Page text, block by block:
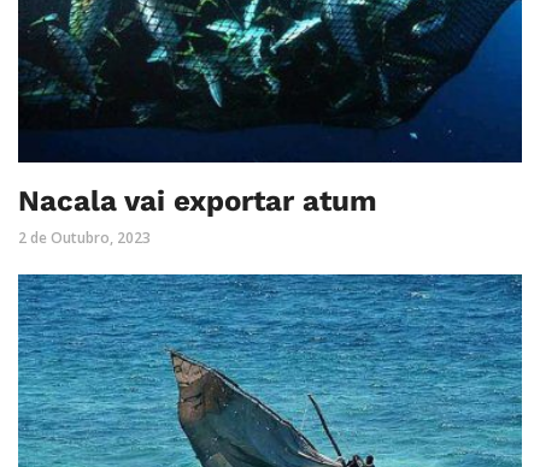
Nacala vai exportar atum
2 de Outubro, 2023